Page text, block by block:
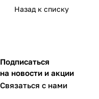
Назад к списку
Подписаться
на новости и акции
Связаться с нами